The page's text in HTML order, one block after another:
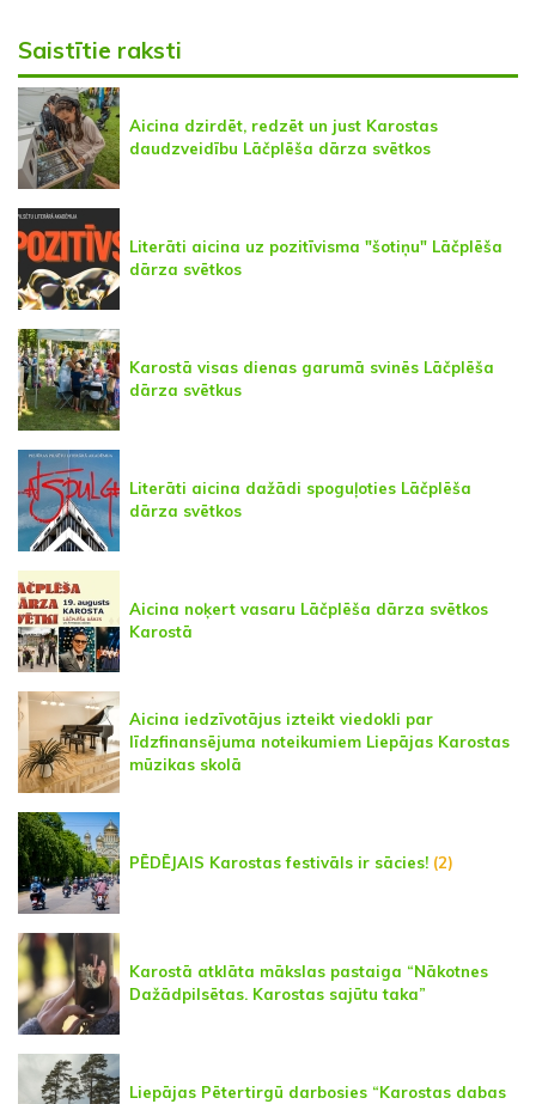
Saistītie raksti
Aicina dzirdēt, redzēt un just Karostas
daudzveidību Lāčplēša dārza svētkos
Literāti aicina uz pozitīvisma "šotiņu" Lāčplēša
dārza svētkos
Karostā visas dienas garumā svinēs Lāčplēša
dārza svētkus
Literāti aicina dažādi spoguļoties Lāčplēša
dārza svētkos
Aicina noķert vasaru Lāčplēša dārza svētkos
Karostā
Aicina iedzīvotājus izteikt viedokli par
līdzfinansējuma noteikumiem Liepājas Karostas
mūzikas skolā
PĒDĒJAIS Karostas festivāls ir sācies! (2)
Karostā atklāta mākslas pastaiga “Nākotnes
Dažādpilsētas. Karostas sajūtu taka”
Liepājas Pētertirgū darbosies “Karostas dabas